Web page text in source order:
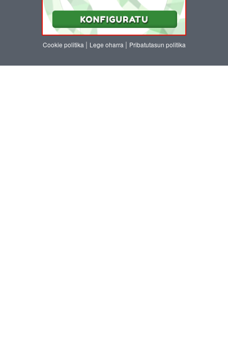
Cookie politika | Lege oharra | Pribatutasun politika